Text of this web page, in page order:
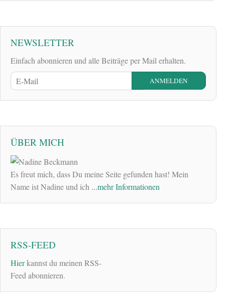
NEWSLETTER
Einfach abonnieren und alle Beiträge per Mail erhalten.
ÜBER MICH
Es freut mich, dass Du meine Seite gefunden hast! Mein
Name ist Nadine und ich ...mehr Informationen
RSS-FEED
Hierkannst du meinen RSS-
Feed abonnieren.